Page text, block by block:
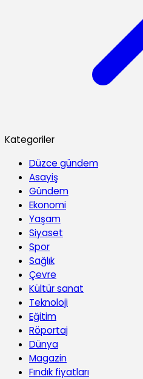
Kategoriler
Düzce gündem
Asayiş
Gündem
Ekonomi
Yaşam
Siyaset
Spor
Sağlık
Çevre
Kültür sanat
Teknoloji
Eğitim
Röportaj
Dünya
Magazin
Fındık fiyatları